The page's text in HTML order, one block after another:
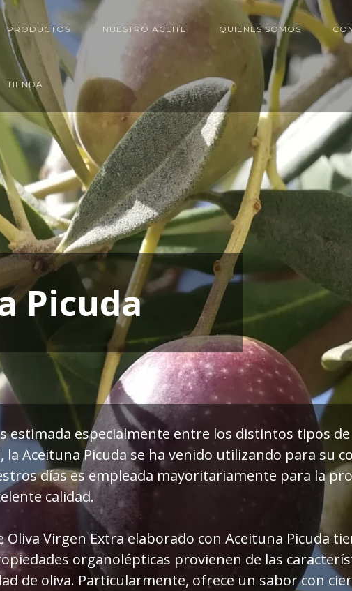
PRODUCTOS NUESTRO ACEITE QUIENES SOMOS
TIENDA
Picuda
estimada especialmente entre los distintos tipos
Aceituna Picuda se ha venido utilizando para su
días es empleada mayoritariamente para la
calidad.
Oliva Virgen Extra elaborado con Aceituna Picuda
organolépticas provienen de las
de oliva. Particularmente, ofrece un sabor con